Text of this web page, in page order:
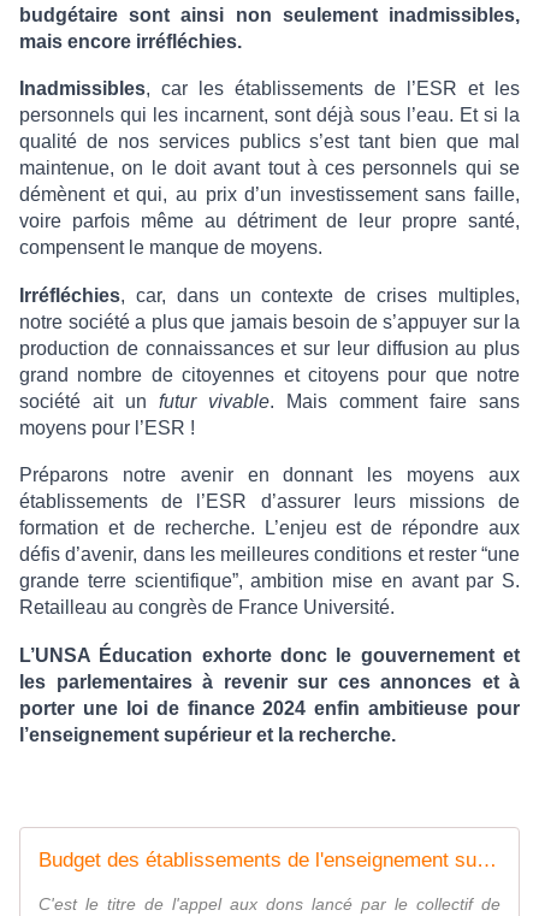
budgétaire sont ainsi non seulement inadmissibles,
mais encore irréfléchies.
Inadmissibles, car les établissements de l’ESR et les
personnels qui les incarnent, sont déjà sous l’eau. Et si la
qualité de nos services publics s’est tant bien que mal
maintenue, on le doit avant tout à ces personnels qui se
démènent et qui, au prix d’un investissement sans faille,
voire parfois même au détriment de leur propre santé,
compensent le manque de moyens.
Irréfléchies, car, dans un contexte de crises multiples,
notre société a plus que jamais besoin de s’appuyer sur la
production de connaissances et sur leur diffusion au plus
grand nombre de citoyennes et citoyens pour que notre
société ait un futur vivable. Mais comment faire sans
moyens pour l’ESR !
Préparons notre avenir en donnant les moyens aux
établissements de l’ESR d’assurer leurs missions de
formation et de recherche. L’enjeu est de répondre aux
défis d’avenir, dans les meilleures conditions et rester “une
grande terre scientifique”, ambition mise en avant par S.
Retailleau au congrès de France Université.
L’UNSA Éducation exhorte donc le gouvernement et
les parlementaires à revenir sur ces annonces et à
porter une loi de finance 2024 enfin ambitieuse pour
l’enseignement supérieur et la recherche.
Budget des établissements de l'enseignement supérieur et de la recherche (ESR) : quand l'État décide, il doit financer ! - UNSA‑Education.com
C'est le titre de l'appel aux dons lancé par le collectif de